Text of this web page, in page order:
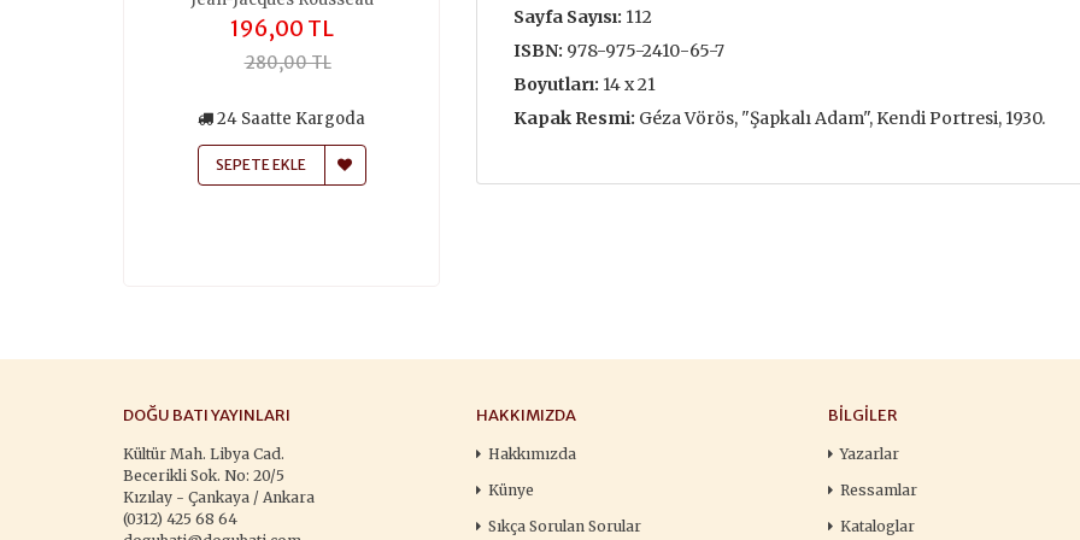
196,00 TL
280,00 TL
24 Saatte Kargoda
SEPETE EKLE
259,00 TL
370,00 TL
24 Saatte Kargoda 24 Saatte Kargoda 24
Sayfa Sayısı: 112
ISBN: 978-975-2410-65-7
Boyutları: 14 x 21
Kapak Resmi: Géza Vörös, "Şapkalı Adam", Kendi Portresi, 1930.
DOĞU BATI YAYINLARI
Kültür Mah. Libya Cad.
Becerikli Sok. No: 20/5
Kızılay - Çankaya / Ankara
(0312) 425 68 64
HAKKIMIZDA
Hakkımızda
Künye
Sıkça Sorulan Sorular
BILGILER
Yazarlar
Ressamlar
Kataloglar